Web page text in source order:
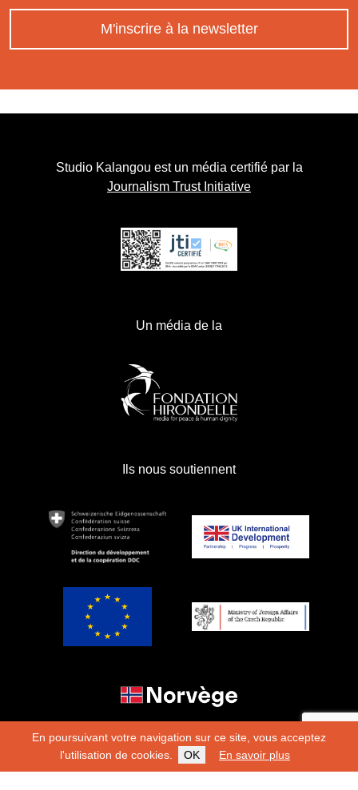
En poursuivant votre navigation sur ce site, vous acceptez
l'utilisation de cookies.
OK En savoir plus
M'inscrire à la newsletter
Studio Kalangou est un média certifié par la
Journalism Trust Initiative
Un média de la
Ils nous soutiennent